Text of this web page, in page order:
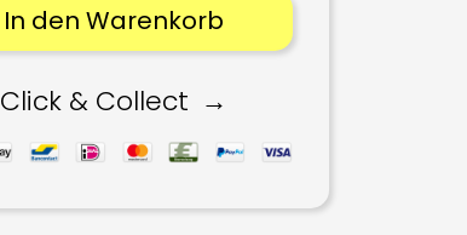
In den Warenkorb
Click & Collect